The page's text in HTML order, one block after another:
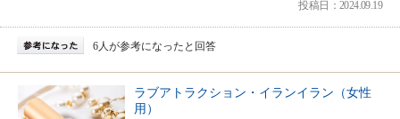
投稿日：2024.09.19
6人が参考になったと回答
ラブアトラクション・イランイラン（女性
用）